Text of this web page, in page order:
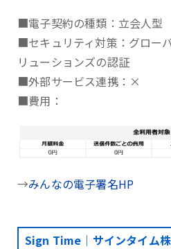
■電子契約の種類：立会人型
■セキュリティ対策：グロー
リューションズの認証
■外部サービス連携：×
■費用：
→みんなの電子署名HP
Sign Time｜サインタイム